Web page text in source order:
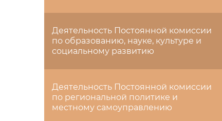
Деятельность Постоянной комиссии
по образованию, науке, культуре и
социальному развитию
Деятельность Постоянной комиссии
по региональной политике и
местному самоуправлению